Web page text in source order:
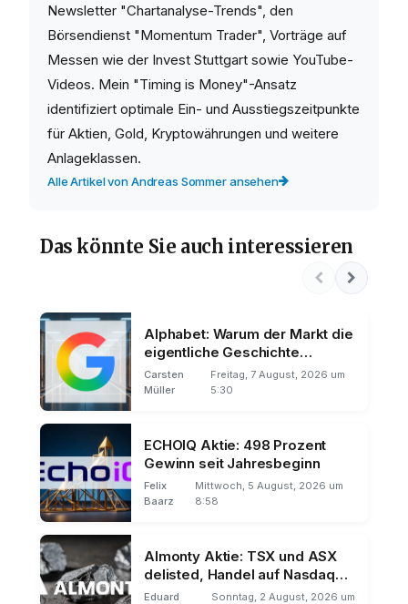
Newsletter "Chartanalyse-Trends", den
Börsendienst "Momentum Trader", Vorträge auf
Messen wie der Invest Stuttgart sowie YouTube-
Videos. Mein "Timing is Money"-Ansatz
identifiziert optimale Ein- und Ausstiegszeitpunkte
für Aktien, Gold, Kryptowährungen und weitere
Anlageklassen.
Alle Artikel von Andreas Sommer ansehen
Das könnte Sie auch interessieren
Alphabet: Warum der Markt die
eigentliche Geschichte
übersieht
Carsten
Müller
Freitag, 7 August, 2026 um
5:30
ECHOIQ Aktie: 498 Prozent
Gewinn seit Jahresbeginn
Felix
Baarz
Mittwoch, 5 August, 2026 um
8:58
Almonty Aktie: TSX und ASX
delisted, Handel auf Nasdaq
und Frankfurt
Eduard
Sonntag, 2 August, 2026 um